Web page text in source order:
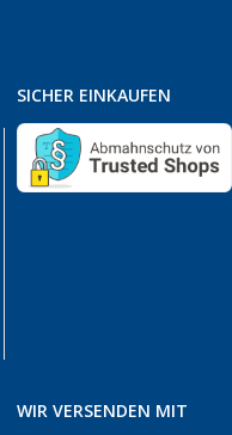
SICHER EINKAUFEN
WIR VERSENDEN MIT